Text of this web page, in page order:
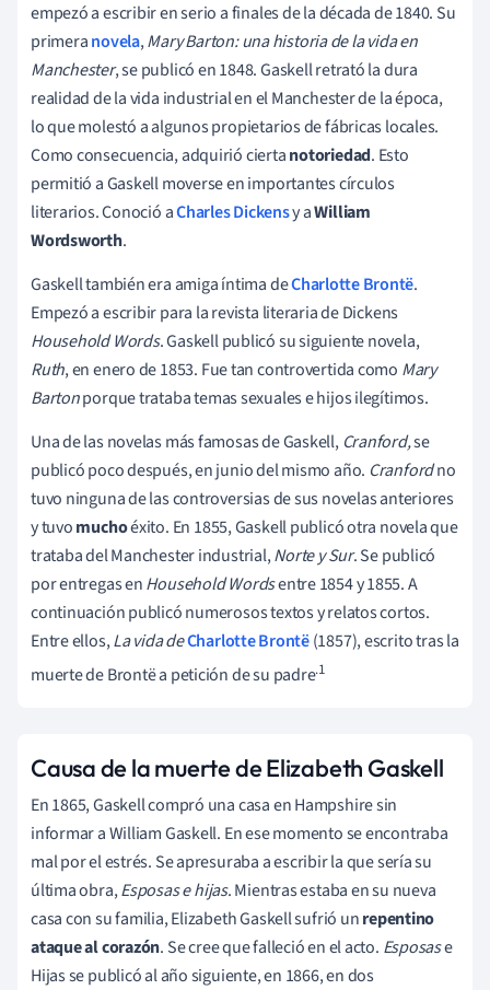
empezó a escribir en serio a finales de la década de 1840. Su
primeranovela,Mary Barton: una historia de la vida en
Manchester, se publicó en 1848. Gaskell retrató la dura
realidad de la vida industrial en el Manchester de la época,
lo que molestó a algunos propietarios de fábricas locales.
Como consecuencia, adquirió ciertanotoriedad. Esto
permitió a Gaskell moverse en importantes círculos
literarios. Conoció aCharles Dickensy aWilliam
Wordsworth.
Gaskell también era amiga íntima deCharlotte Brontë.
Empezó a escribir para la revista literaria de Dickens
Household Words. Gaskell publicó su siguiente novela,
Ruth, en enero de 1853. Fue tan controvertida como Mary
Bartonporque trataba temas sexuales e hijos ilegítimos.
Una de las novelas más famosas de Gaskell, Cranford,se
publicó poco después, en junio del mismo año. Cranfordno
tuvo ninguna de las controversias de sus novelas anteriores
y tuvomuchoéxito. En 1855, Gaskell publicó otra novela que
trataba del Manchester industrial,Norte y Sur. Se publicó
por entregas enHousehold Wordsentre 1854 y 1855. A
continuación publicó numerosos textos y relatos cortos.
Entre ellos,La vida deCharlotte Brontë(1857), escrito tras la
muerte de Brontë a petición de su padre.1
Causa de la muerte de Elizabeth Gaskell
En 1865, Gaskell compró una casa en Hampshire sin
informar a William Gaskell. En ese momento se encontraba
mal por el estrés. Se apresuraba a escribir la que sería su
última obra,Esposas e hijas. Mientras estaba en su nueva
casa con su familia, Elizabeth Gaskell sufrió unrepentino
ataque al corazón. Se cree que falleció en el acto. Esposase
Hijas se publicó al año siguiente, en 1866, en dos